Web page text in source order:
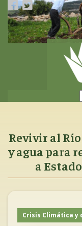
Pasar
contenido
principal
Revivir al
y agua para
a
Crisis Climática y